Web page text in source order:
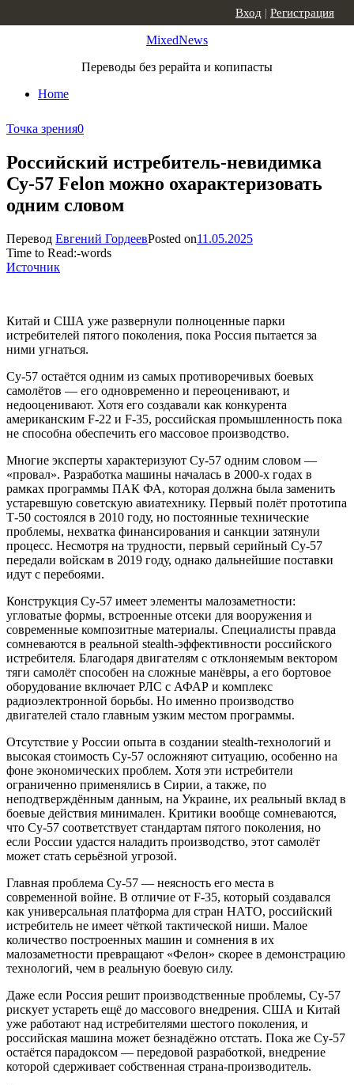
MixedNews
Переводы без рерайта и копипасты
Home
Вход | Регистрация
Точка зрения0
Российский истребитель-невидимка
Су-57 Felon можно охарактеризовать
одним словом
Перевод Евгений ГордеевPosted on11.05.2025
Time to Read:-words
Источник
Китай и США уже развернули полноценные парки
истребителей пятого поколения, пока Россия пытается за
ними угнаться.
Су-57 остаётся одним из самых противоречивых боевых
самолётов — его одновременно и переоценивают, и
недооценивают. Хотя его создавали как конкурента
американским F-22 и F-35, российская промышленность пока
не способна обеспечить его массовое производство.
Многие эксперты характеризуют Су-57 одним словом —
«провал». Разработка машины началась в 2000-х годах в
рамках программы ПАК ФА, которая должна была заменить
устаревшую советскую авиатехнику. Первый полёт прототипа
Т-50 состоялся в 2010 году, но постоянные технические
проблемы, нехватка финансирования и санкции затянули
процесс. Несмотря на трудности, первый серийный Су-57
передали войскам в 2019 году, однако дальнейшие поставки
идут с перебоями.
Конструкция Су-57 имеет элементы малозаметности:
угловатые формы, встроенные отсеки для вооружения и
современные композитные материалы. Специалисты правда
сомневаются в реальной stealth-эффективности российского
истребителя. Благодаря двигателям с отклоняемым вектором
тяги самолёт способен на сложные манёвры, а его бортовое
оборудование включает РЛС с АФАР и комплекс
радиоэлектронной борьбы. Но именно производство
двигателей стало главным узким местом программы.
Отсутствие у России опыта в создании stealth-технологий и
высокая стоимость Су-57 осложняют ситуацию, особенно на
фоне экономических проблем. Хотя эти истребители
ограниченно применялись в Сирии, а также, по
неподтверждённым данным, на Украине, их реальный вклад в
боевые действия минимален. Критики вообще сомневаются,
что Су-57 соответствует стандартам пятого поколения, но
если России удастся наладить производство, этот самолёт
может стать серьёзной угрозой.
Главная проблема Су-57 — неясность его места в
современной войне. В отличие от F-35, который создавался
как универсальная платформа для стран НАТО, российский
истребитель не имеет чёткой тактической ниши. Малое
количество построенных машин и сомнения в их
малозаметности превращают «Фелон» скорее в демонстрацию
технологий, чем в реальную боевую силу.
Даже если Россия решит производственные проблемы, Су-57
рискует устареть ещё до массового внедрения. США и Китай
уже работают над истребителями шестого поколения, и
российская машина может безнадёжно отстать. Пока же Су-57
остаётся парадоксом — передовой разработкой, внедрение
которой сдерживает собственная страна-производитель.